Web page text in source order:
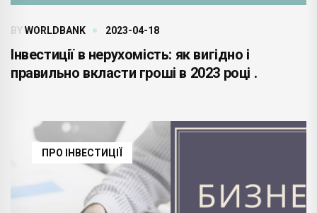
BYWORLDBANK 2023-04-18
Інвестиції в нерухомість: як вигідно і
правильно вкласти гроші в 2023 році .
ПРО ІНВЕСТИЦІЇ